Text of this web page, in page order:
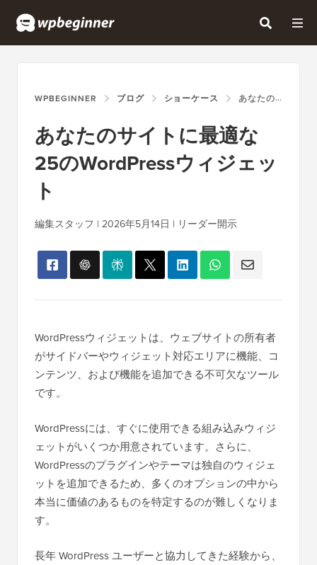
WPBEGINNER ブログ ショーケース あなたのサイトに最適な25のWORDPRESSウィジェット
あなたのサイトに最適な
25のWordPressウィジェッ
ト
編集スタッフ | 2026年5月14日 | リーダー開示
WordPressウィジェットは、ウェブサイトの所有者
がサイドバーやウィジェット対応エリアに機能、コ
ンテンツ、および機能を追加できる不可欠なツール
です。
WordPressには、すぐに使用できる組み込みウィジ
ェットがいくつか用意されています。さらに、
WordPressのプラグインやテーマは独自のウィジェ
ットを追加できるため、多くのオプションの中から
本当に価値のあるものを特定するのが難しくなりま
す。
長年 WordPress ユーザーと協力してきた経験から、